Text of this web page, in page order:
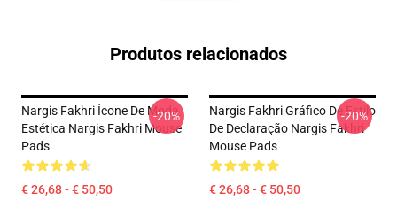
Produtos relacionados
Nargis Fakhri Ícone De Moda
Estética Nargis Fakhri Mouse
Pads
€ 26,68 - € 50,50
-20%
Nargis Fakhri Gráfico De Estilo
De Declaração Nargis Fakhri
Mouse Pads
€ 26,68 - € 50,50
-20%